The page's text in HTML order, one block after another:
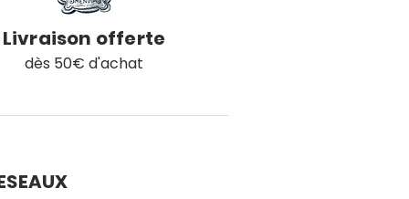
Livraison offerte
dès 50€ d'achat